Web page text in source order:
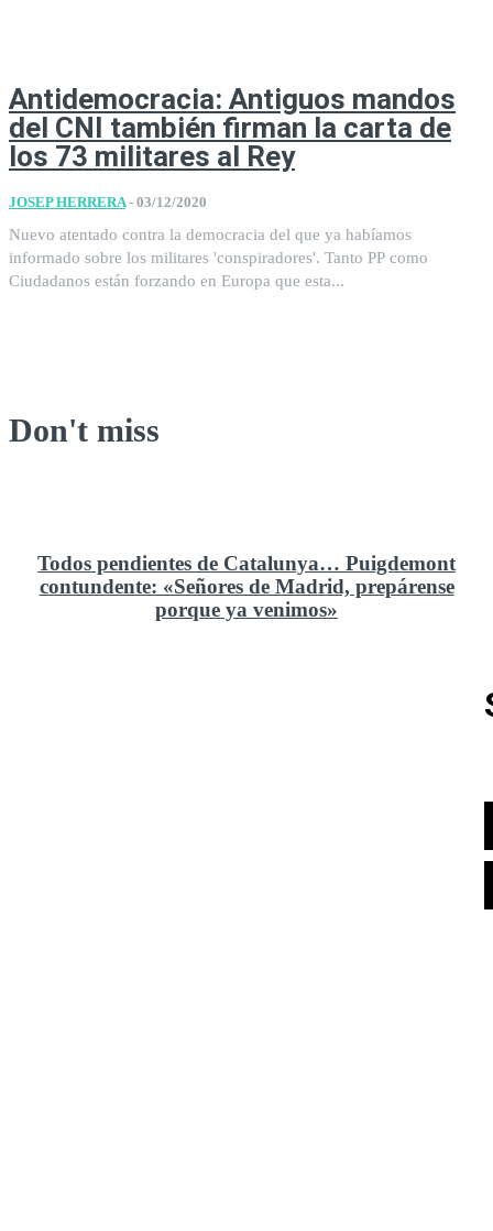
Antidemocracia: Antiguos mandos
del CNI también firman la carta de
los 73 militares al Rey
JOSEP HERRERA - 03/12/2020
Nuevo atentado contra la democracia del que ya habíamos
informado sobre los militares 'conspiradores'. Tanto PP como
Ciudadanos están forzando en Europa que esta...
Don't miss
Todos pendientes de Catalunya… Puigdemont
contundente: «Señores de Madrid, prepárense
porque ya venimos»